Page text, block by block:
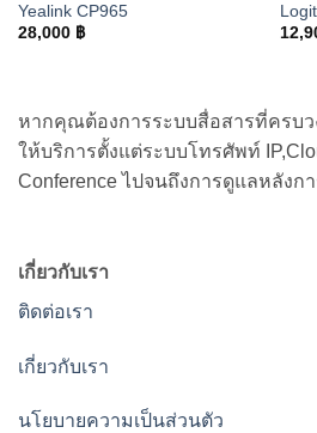
Yealink CP965
28,000 ฿
หากคุณต้องการระบบสื่อสารที่ครบว
ให้บริการตั้งแต่ระบบโทรศัพท์
Conference ไปจนถึงการดูแลหลัง
เกี่ยวกับเรา
ติดต่อเรา
เกี่ยวกับเรา
นโยบายความเป็นส่วนตัว